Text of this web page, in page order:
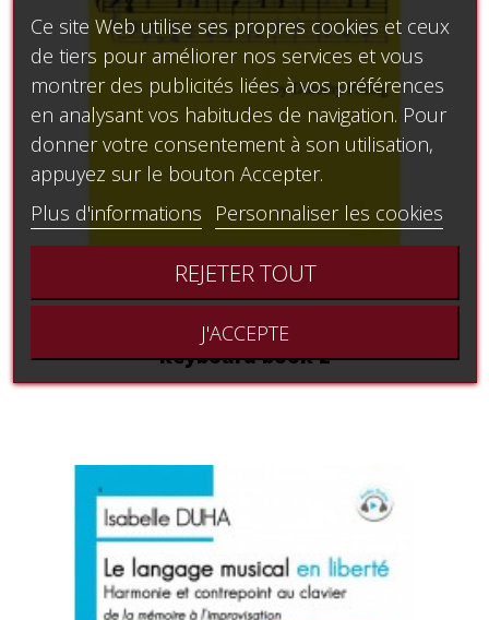
Harmonization of melodies at the
keyboard book 2
Ce site Web utilise ses propres cookies et ceux
de tiers pour améliorer nos services et vous
montrer des publicités liées à vos préférences
en analysant vos habitudes de navigation. Pour
donner votre consentement à son utilisation,
appuyez sur le bouton Accepter.
Plus d'informations
Personnaliser les cookies
REJETER TOUT
J'ACCEPTE